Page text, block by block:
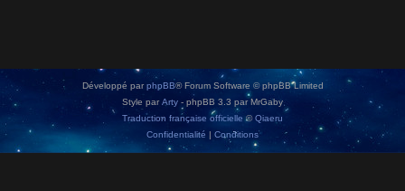
Développé par phpBB® Forum Software © phpBB Limited
Style parArty - phpBB 3.3 par MrGaby
Traduction française officielle ©Qiaeru
Confidentialité | Conditions